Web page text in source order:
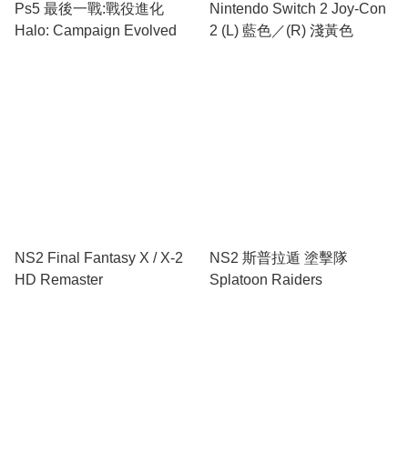
Ps5 最後一戰:戰役進化
Halo: Campaign Evolved
Nintendo Switch 2 Joy-Con
2 (L) 藍色／(R) 淺黃色
NS2 Final Fantasy X / X-2
HD Remaster
NS2 斯普拉遁 塗擊隊
Splatoon Raiders